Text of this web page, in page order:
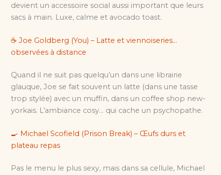
devient un accessoire social aussi important que leurs
sacs à main. Luxe, calme et avocado toast.
☕️ Joe Goldberg (You) – Latte et viennoiseries…
observées à distance
Quand il ne suit pas quelqu’un dans une librairie
glauque, Joe se fait souvent un latte (dans une tasse
trop stylée) avec un muffin, dans un coffee shop new-
yorkais. L’ambiance cosy… qui cache un psychopathe.
🍳 Michael Scofield (Prison Break) – Œufs durs et
plateau repas
Pas le menu le plus sexy, mais dans sa cellule, Michael